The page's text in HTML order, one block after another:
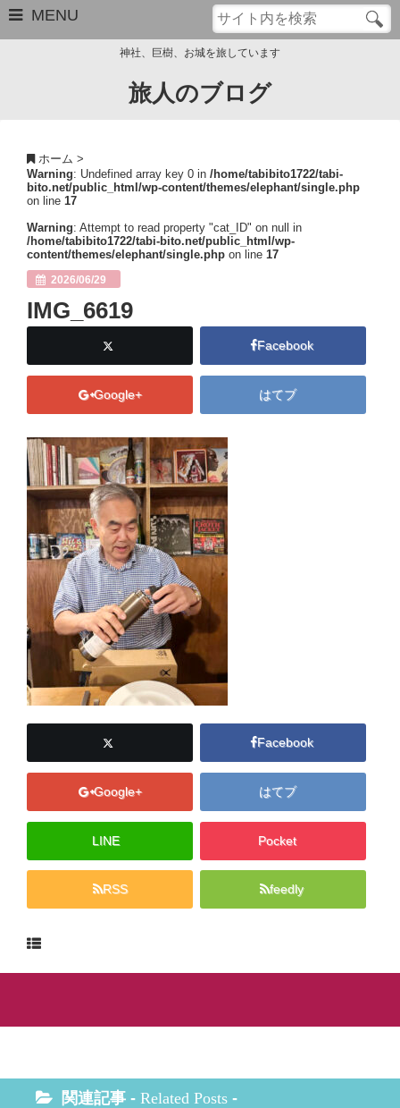
MENU
サイトマップ
Close
神社、巨樹、お城を旅しています
旅人のブログ
ホーム >
Warning: Undefined array key 0 in /home/tabibito1722/tabi-
bito.net/public_html/wp-content/themes/elephant/single.php
on line 17
Warning: Attempt to read property "cat_ID" on null in
/home/tabibito1722/tabi-bito.net/public_html/wp-
content/themes/elephant/single.php on line 17
2026/06/29
IMG_6619
Facebook
Google+ はてブ
Facebook
Google+ はてブ
LINE Pocket
RSS feedly
関連記事 - Related Posts -